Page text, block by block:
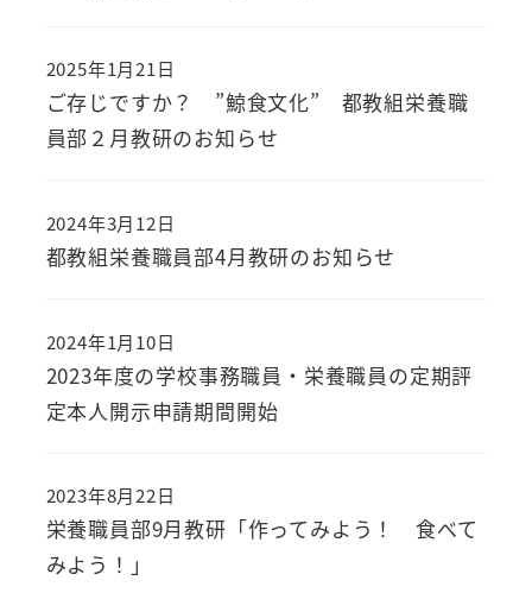
ご存じですか？ ”鯨食文化” 都教組栄養職
員部２月教研のお知らせ
投稿日
2025年1月21日
都教組栄養職員部4月教研のお知らせ
投稿日
2024年3月12日
2023年度の学校事務職員・栄養職員の定期評
定本人開示申請期間開始
投稿日
2024年1月10日
栄養職員部9月教研「作ってみよう！ 食べて
みよう！」
投稿日
2023年8月22日